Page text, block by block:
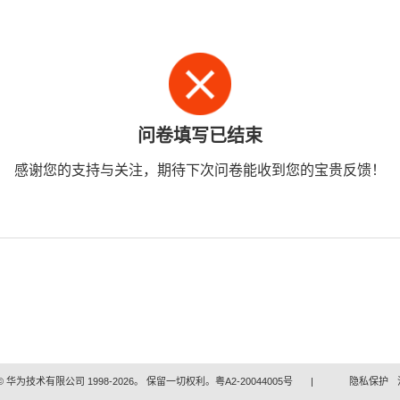
问卷填写已结束
感谢您的支持与关注，期待下次问卷能收到您的宝贵反馈！
华为技术有限公司 1998-2026。 保留一切权利。粤A2-20044005号 | 隐私保护